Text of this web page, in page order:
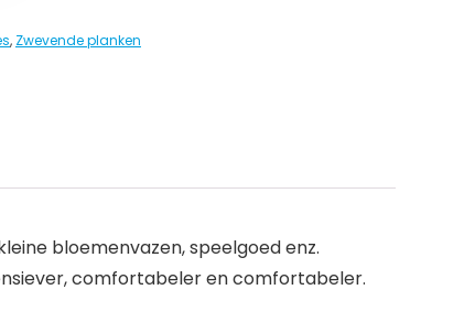
, Zwevende planken
bloemenvazen, speelgoed enz.
comfortabeler en comfortabeler.